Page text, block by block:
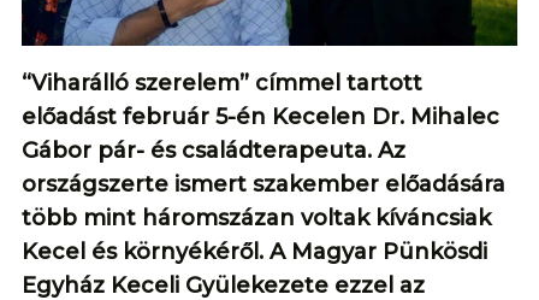
“Viharálló szerelem” címmel tartott
előadást február 5-én Kecelen Dr. Mihalec
Gábor pár- és családterapeuta. Az
országszerte ismert szakember előadására
több mint háromszázan voltak kíváncsiak
Kecel és környékéről. A Magyar Pünkösdi
Egyház Keceli Gyülekezete ezzel az